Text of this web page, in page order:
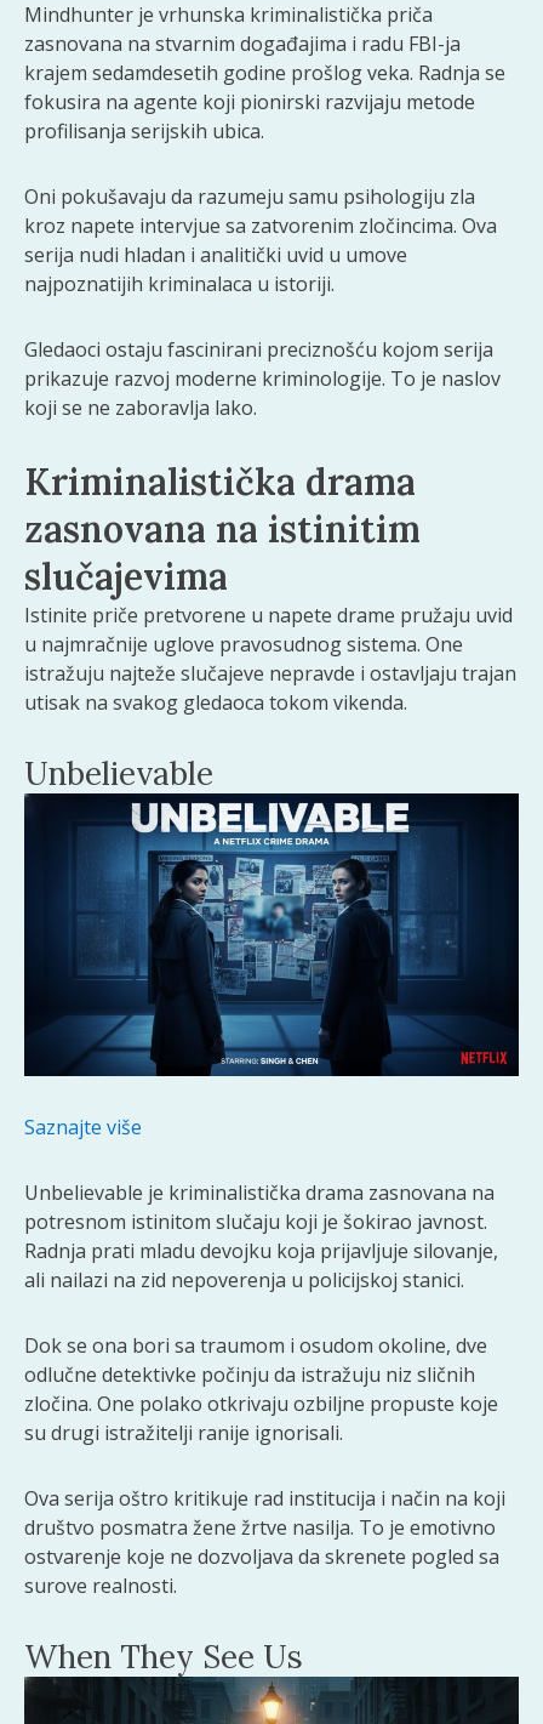
Mindhunter je vrhunska kriminalistička priča
zasnovana na stvarnim događajima i radu FBI-ja
krajem sedamdesetih godine prošlog veka. Radnja se
fokusira na agente koji pionirski razvijaju metode
profilisanja serijskih ubica.
Oni pokušavaju da razumeju samu psihologiju zla
kroz napete intervjue sa zatvorenim zločincima. Ova
serija nudi hladan i analitički uvid u umove
najpoznatijih kriminalaca u istoriji.
Gledaoci ostaju fascinirani preciznošću kojom serija
prikazuje razvoj moderne kriminologije. To je naslov
koji se ne zaboravlja lako.
Kriminalistička drama
zasnovana na istinitim
slučajevima
Istinite priče pretvorene u napete drame pružaju uvid
u najmračnije uglove pravosudnog sistema. One
istražuju najteže slučajeve nepravde i ostavljaju trajan
utisak na svakog gledaoca tokom vikenda.
Unbelievable
Saznajte više
Unbelievable je kriminalistička drama zasnovana na
potresnom istinitom slučaju koji je šokirao javnost.
Radnja prati mladu devojku koja prijavljuje silovanje,
ali nailazi na zid nepoverenja u policijskoj stanici.
Dok se ona bori sa traumom i osudom okoline, dve
odlučne detektivke počinju da istražuju niz sličnih
zločina. One polako otkrivaju ozbiljne propuste koje
su drugi istražitelji ranije ignorisali.
Ova serija oštro kritikuje rad institucija i način na koji
društvo posmatra žene žrtve nasilja. To je emotivno
ostvarenje koje ne dozvoljava da skrenete pogled sa
surove realnosti.
When They See Us